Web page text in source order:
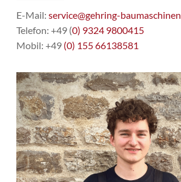
E-Mail:service@gehring-
Telefon: +49 (0) 9324 9800415
Mobil: +49 (0) 155 66138581